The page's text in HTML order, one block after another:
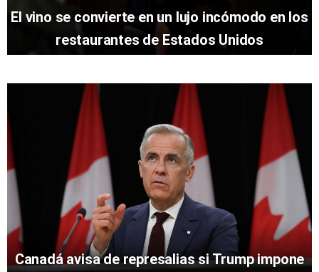
El vino se convierte en un lujo incómodo en los
restaurantes de Estados Unidos
Canadá avisa de represalias si Trump impone